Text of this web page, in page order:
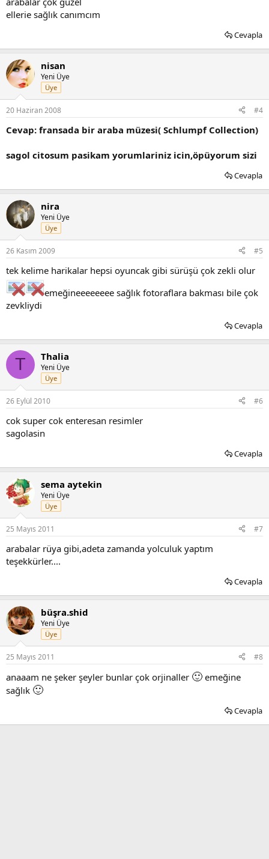
ellerie sağlık canımcım
Cevapla
nisan
Yeni Üye
Üye
20 Haziran 2008 #4
Cevap: fransada bir araba müzesi( Schlumpf Collection)
sagol citosum pasikam yorumlariniz icin,öpüyorum sizi
Cevapla
nira
Yeni Üye
Üye
26 Kasım 2009 #5
tek kelime harikalar hepsi oyuncak gibi sürüşü çok zekli olur
emeğineeeeeeee sağlık fotoraflara bakması bile çok
zevkliydi
Cevapla
T Thalia
Yeni Üye
Üye
26 Eylül 2010 #6
cok super cok enteresan resimler
sagolasin
Cevapla
sema aytekin
Yeni Üye
Üye
25 Mayıs 2011 #7
arabalar rüya gibi,adeta zamanda yolculuk yaptım
teşekkürler....
Cevapla
büşra.shid
Yeni Üye
Üye
25 Mayıs 2011 #8
anaaam ne şeker şeyler bunlar çok orjinaller 🙂 emeğine
sağlık 🙂
Cevapla